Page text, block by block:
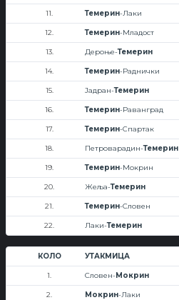
11. Темерин-Лаки
12. Темерин-Младост
13. Дероње-Темерин
14. Темерин-Раднички
15. Јадран-Темерин
16. Темерин-Раванград
17. Темерин-Спартак
18. Петроварадин-Темерин
19. Темерин-Мокрин
20. Жеља-Темерин
21. Темерин-Словен
22. Лаки-Темерин
КОЛО УТАКМИЦА
1. Словен-Мокрин
2. Мокрин-Лаки